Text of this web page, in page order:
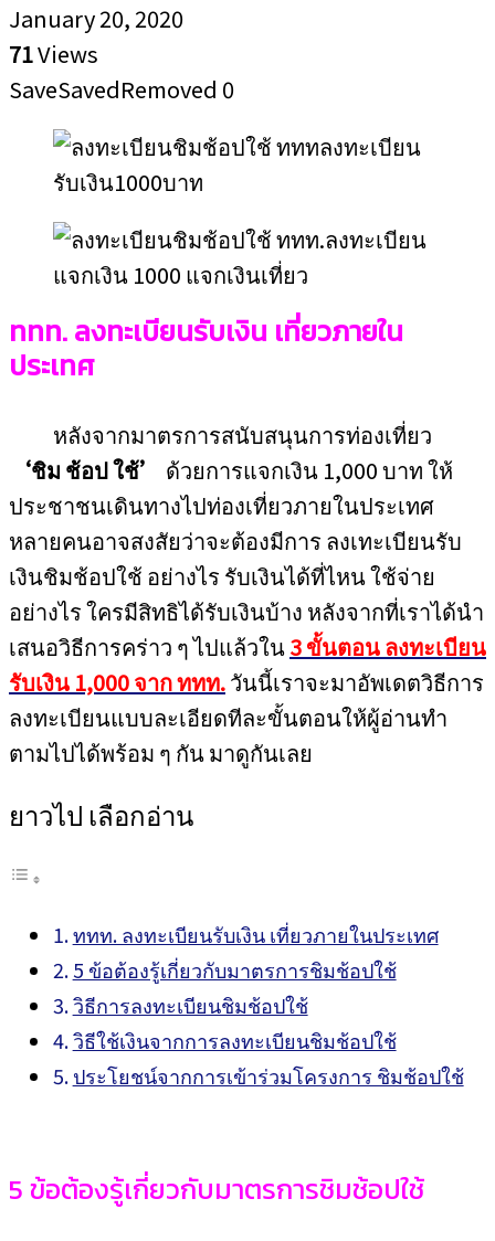
January 20, 2020
71Views
SaveSavedRemoved 0
ททท. ลงทะเบียนรับเงิน เที่ยวภายใน
ประเทศ
หลังจากมาตรการสนับสนุนการท่องเที่ยว
‘ชิม ช้อป ใช้’
ด้วยการแจกเงิน 1,000 บาท ให้
ประชาชนเดินทางไปท่องเที่ยวภายในประเทศ
หลายคนอาจสงสัยว่าจะต้องมีการ ลงเทะเบียนรับ
เงินชิมช้อปใช้ อย่างไร รับเงินได้ที่ไหน ใช้จ่าย
อย่างไร ใครมีสิทธิได้รับเงินบ้าง หลังจากที่เราได้นำ
เสนอวิธีการคร่าว ๆ ไปแล้วใน3 ขั้นตอน ลงทะเบียน
รับเงิน 1,000 จาก ททท.วันนี้เราจะมาอัพเดตวิธีการ
ลงทะเบียนแบบละเอียดทีละขั้นตอนให้ผู้อ่านทำ
ตามไปได้พร้อม ๆ กัน มาดูกันเลย
ยาวไป เลือกอ่าน
ททท. ลงทะเบียนรับเงิน เที่ยวภายในประเทศ
5 ข้อต้องรู้เกี่ยวกับมาตรการชิมช้อปใช้
วิธีการลงทะเบียนชิมช้อปใช้
วิธีใช้เงินจากการลงทะเบียนชิมช้อปใช้
ประโยชน์จากการเข้าร่วมโครงการ ชิมช้อปใช้
5 ข้อต้องรู้เกี่ยวกับมาตรการชิมช้อปใช้